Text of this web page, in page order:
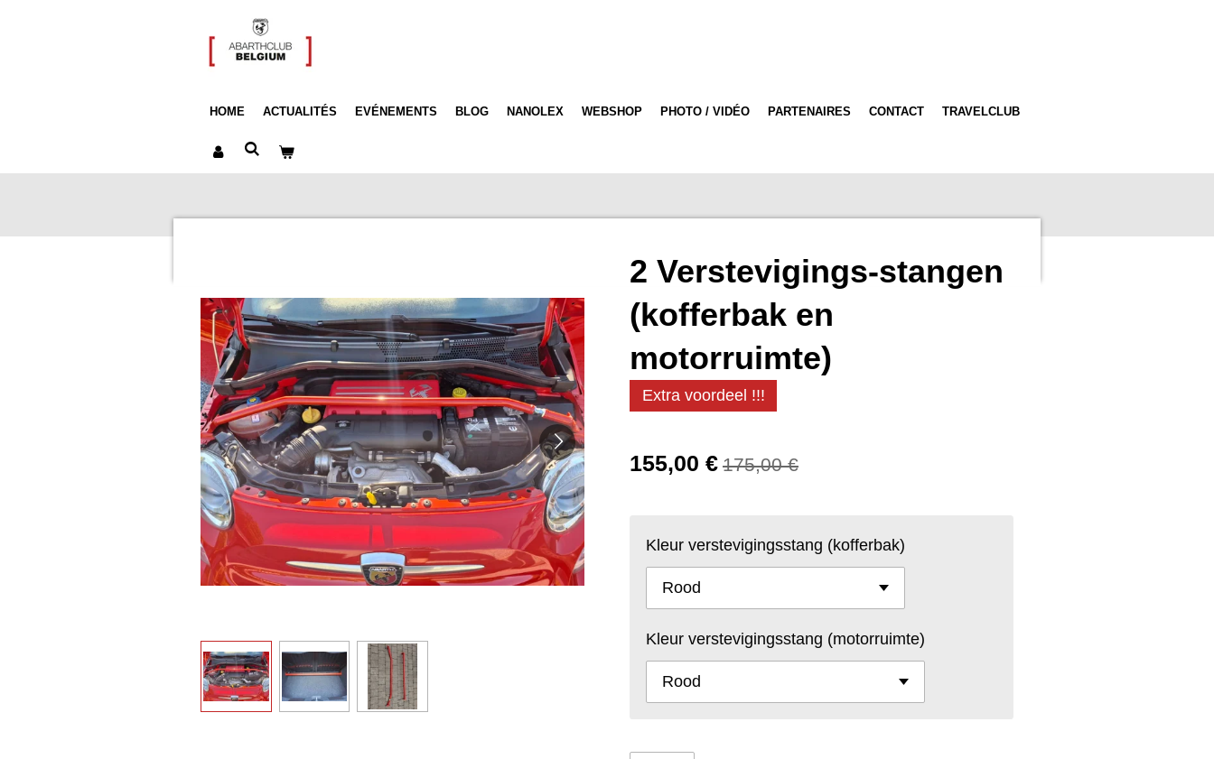
HOME ACTUALITÉS EVÉNEMENTS BLOG NANOLEX WEBSHOP PHOTO / VIDÉO PARTENAIRES CONTACT TRAVELCLUB
2 Verstevigings-stangen
(kofferbak en
motorruimte)
Extra voordeel !!!
155,00 € 175,00 €
Kleur verstevigingsstang (kofferbak)
Kleur verstevigingsstang (motorruimte)